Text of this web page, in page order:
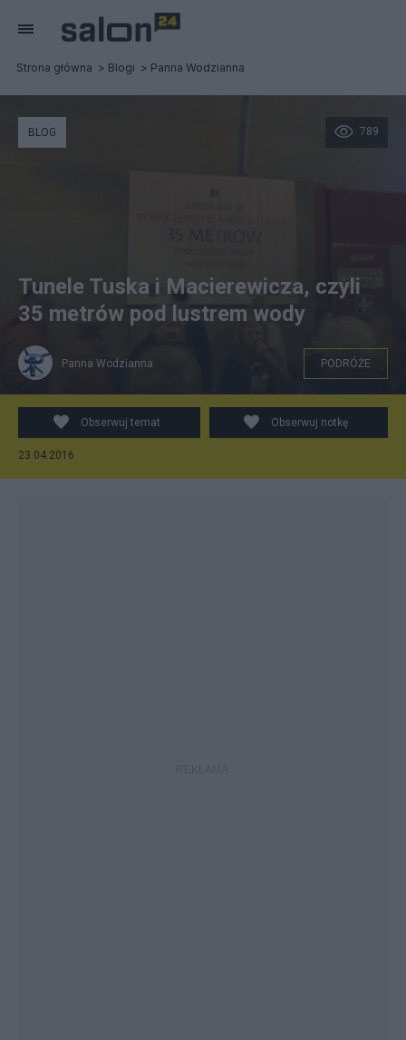
Strona główna Blogi Panna Wodzianna
789
BLOG
Tunele Tuska i Macierewicza, czyli
35 metrów pod lustrem wody
Panna Wodzianna PODRÓŻE
Obserwuj temat Obserwuj notkę
23.04.2016